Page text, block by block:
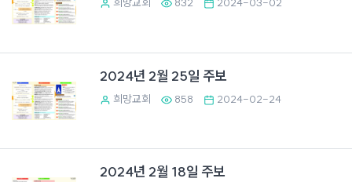
2024년 2월 25일 주보
희망교회 858 2024-02-24
2024년 2월 18일 주보